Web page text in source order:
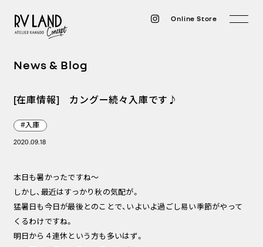
Online Store
News & Blog
[在庫情報] カングー続々入庫です♪
#入庫
2020.09.18
本日も暑かったですね～
しかし、最近はすっかり秋の気配が。
猛暑日も今日が最後とのことで、いよいよ過ごし易い季節がやって
くるわけですね。
明日から４連休という方も多いはず。